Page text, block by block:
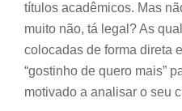
títulos acadêmicos. Mas
muito não, tá legal? As
colocadas de forma direta
“gostinho de quero mais”
motivado a analisar o seu